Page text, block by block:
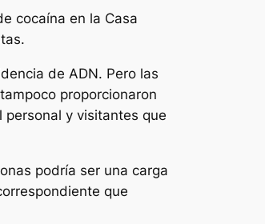
cocaína en la Casa
de ADN. Pero las
proporcionaron
y visitantes que
podría ser una carga
que